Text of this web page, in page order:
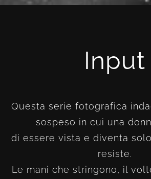
Input
Questa serie fotografica
sospeso in cui una
di essere vista e diventa
resiste.
Le mani che stringono, il